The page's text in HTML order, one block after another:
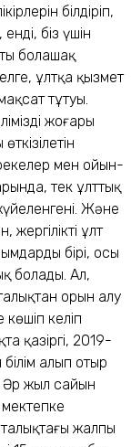
білдіріп,
біз үшін
болашақ
ұлтқа қызмет
тұтуы.
жоғары
мен ойын-
тек ұлттық
Және
жергілікті ұлт
бірі, осы
болады. Ал,
орын алу
келіп
қазіргі, 2019-
алып отыр
Әр жыл сайын
жалпы